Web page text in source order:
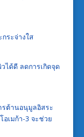
ระจ่างใส
ได้ดี ลดการเกิดจุด
ต้านอนุมูลอิสระ
อเมก้า-3 จะช่วย